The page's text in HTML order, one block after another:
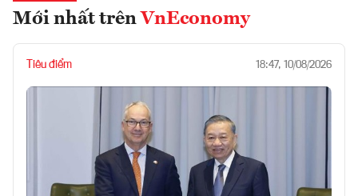
Mới nhất trên VnEconomy
Tiêu điểm 18:47, 10/08/2026